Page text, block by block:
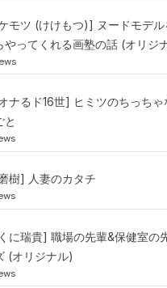
モツ (けけもつ)] ヌードモデル
やってくれる画塾の話 (オリジ
ナるド16世] ヒミツのちっちゃ
と
樹] 人妻のカタチ
に瑞貴] 職場の先輩&保健室の
(オリジナル)